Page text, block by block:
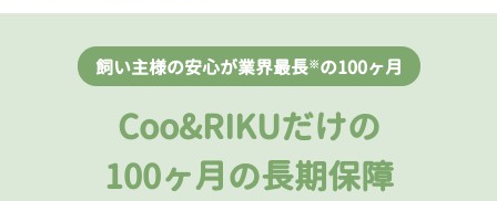
飼い主様の安心が業界最長※の100ヶ月
Coo&RIKUだけの
100ヶ月の長期保障